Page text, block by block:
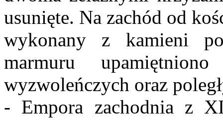
usunięte. Na zachód od
wykonany z kamieni
marmuru
wyzwoleńczych oraz
- Empora zachodnia z